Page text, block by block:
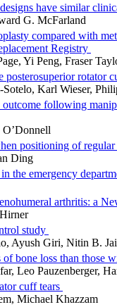
have similar
G. McFarland
compared with
Registry
Yi Peng, Fraser
posterosuperior rotator
Sotelo, Karl Wieser,
following
positioning of
Ding
the emergency
arthritis: a
study
Ayush Giri, Nitin B.
bone loss than those
Leo Pauzenberger,
cuff tears
Michael Khazzam